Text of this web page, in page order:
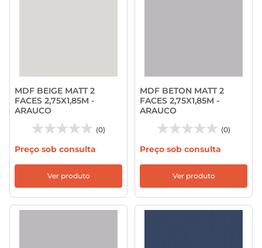
MDF BEIGE MATT 2
FACES 2,75X1,85M -
ARAUCO
(0)
Preço sob consulta
Ver produto
MDF BETON MATT 2
FACES 2,75X1,85M -
ARAUCO
(0)
Preço sob consulta
Ver produto